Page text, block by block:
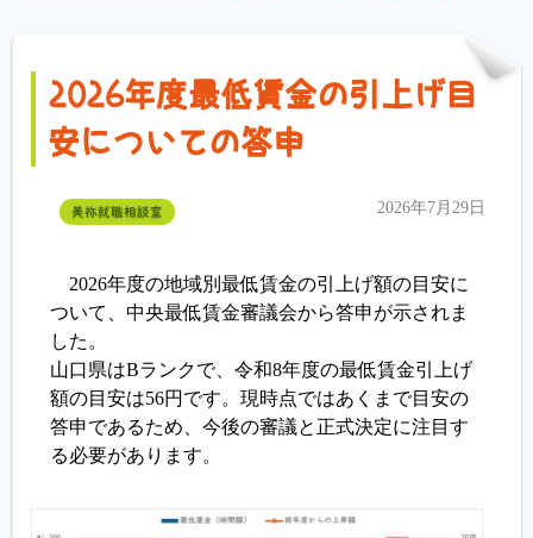
2026年度最低賃金の引上げ目
安についての答申
美祢就職相談室 2026年7月29日
2026年度の地域別最低賃金の引上げ額の目安に
ついて、中央最低賃金審議会から答申が示されま
した。
山口県はBランクで、令和8年度の最低賃金引上げ
額の目安は56円です。現時点ではあくまで目安の
答申であるため、今後の審議と正式決定に注目す
る必要があります。